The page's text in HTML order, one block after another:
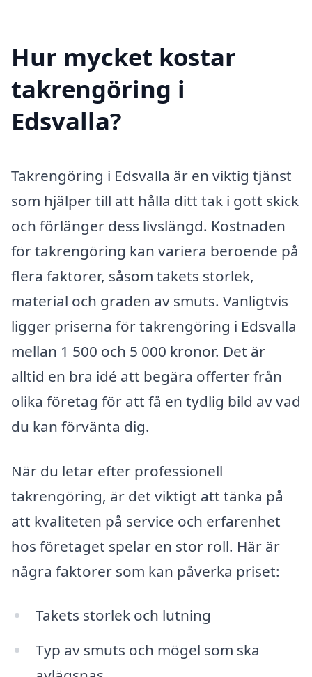
Hur mycket kostar
takrengöring i
Edsvalla?
Takrengöring i Edsvalla är en viktig tjänst
som hjälper till att hålla ditt tak i gott skick
och förlänger dess livslängd. Kostnaden
för takrengöring kan variera beroende på
flera faktorer, såsom takets storlek,
material och graden av smuts. Vanligtvis
ligger priserna för takrengöring i Edsvalla
mellan 1 500 och 5 000 kronor. Det är
alltid en bra idé att begära offerter från
olika företag för att få en tydlig bild av vad
du kan förvänta dig.
När du letar efter professionell
takrengöring, är det viktigt att tänka på
att kvaliteten på service och erfarenhet
hos företaget spelar en stor roll. Här är
några faktorer som kan påverka priset:
Takets storlek och lutning
Typ av smuts och mögel som ska